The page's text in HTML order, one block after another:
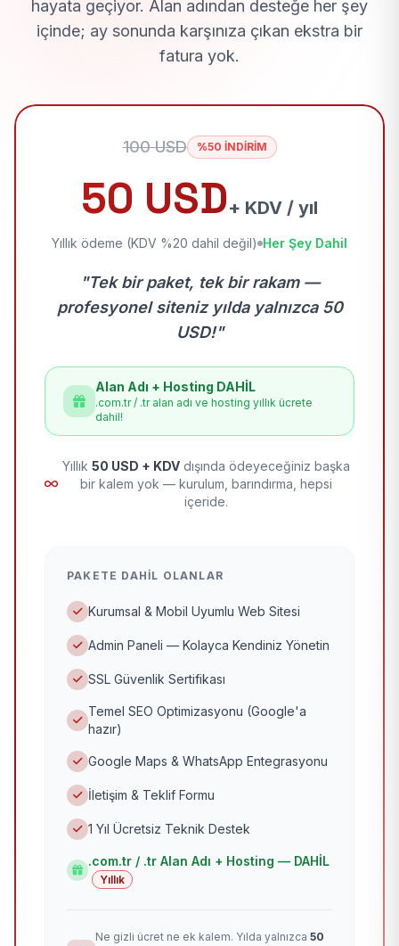
hayata geçiyor. Alan adından desteğe her şey
içinde; ay sonunda karşınıza çıkan ekstra bir
fatura yok.
100 USD %50 İNDİRİM
50 USD+ KDV / yıl
Yıllık ödeme (KDV %20 dahil değil) Her Şey Dahil
"Tek bir paket, tek bir rakam —
profesyonel siteniz yılda yalnızca 50
USD!"
Alan Adı + Hosting DAHİL
.com.tr / .tr alan adı ve hosting yıllık ücrete
dahil!
Yıllık 50 USD + KDV dışında ödeyeceğiniz başka
bir kalem yok — kurulum, barındırma, hepsi
içeride.
PAKETE DAHIL OLANLAR
Kurumsal & Mobil Uyumlu Web Sitesi
Admin Paneli — Kolayca Kendiniz Yönetin
SSL Güvenlik Sertifikası
Temel SEO Optimizasyonu (Google'a
hazır)
Google Maps & WhatsApp Entegrasyonu
İletişim & Teklif Formu
1 Yıl Ücretsiz Teknik Destek
.com.tr / .tr Alan Adı + Hosting — DAHİL
Yıllık
Ne gizli ücret ne ek kalem. Yılda yalnızca 50